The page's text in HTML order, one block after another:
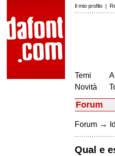
Il mio profilo |
Temi
Novità
Forum
Forum →
Qual e